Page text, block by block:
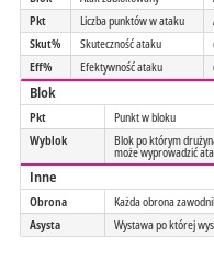
Pkt
Liczba punktów w ataku
Skut%
Skuteczność ataku
Eff%
Efektywność ataku
Blok
Pkt Punkt w bloku
Wyblok
Blok po którym
może wyprowadzić
Inne
Obrona
Każda obrona
Asysta
Wystawa po której